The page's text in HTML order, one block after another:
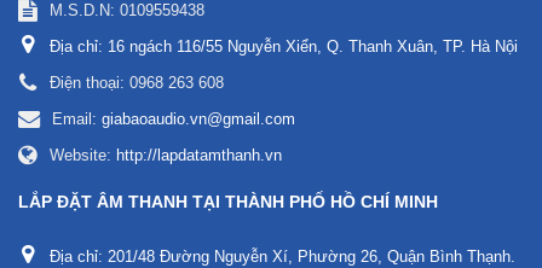
M.S.D.N: 0109559438
Địa chỉ: 16 ngách 116/55 Nguyễn Xiển, Q. Thanh Xuân, TP. Hà Nội
Điện thoại: 0968 263 608
Email: giabaoaudio.vn@gmail.com
Website: http://lapdatamthanh.vn
LẮP ĐẶT ÂM THANH TẠI THÀNH PHỐ HỒ CHÍ MINH
Địa chỉ: 201/48 Đường Nguyễn Xí, Phường 26, Quận Bình Thạnh.